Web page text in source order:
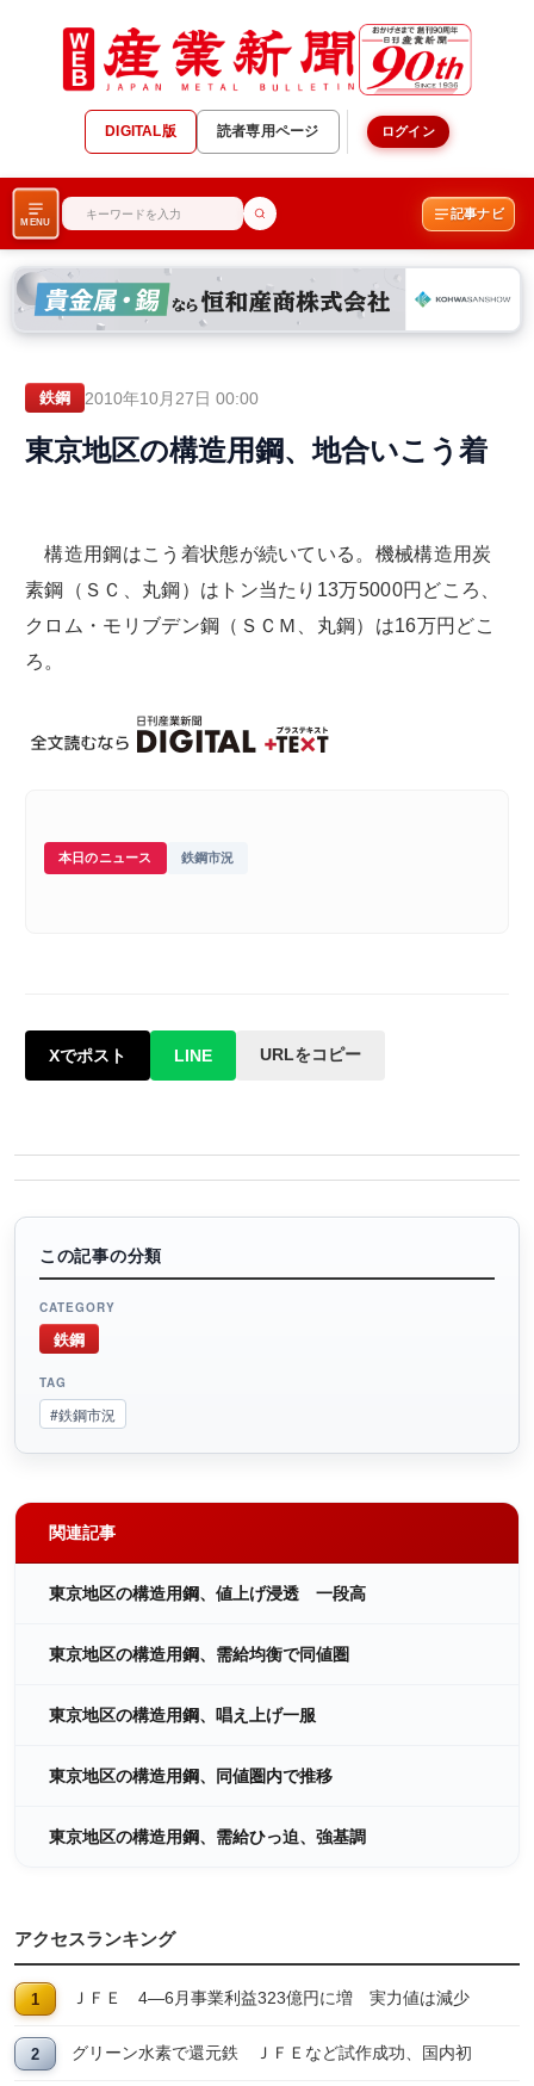
DIGITAL版 読者専用ページ ログイン
MENU
記事ナビ
鉄鋼 2010年10月27日 00:00
東京地区の構造用鋼、地合いこう着
構造用鋼はこう着状態が続いている。機械構造用炭
素鋼（ＳＣ、丸鋼）はトン当たり13万5000円どころ、
クロム・モリブデン鋼（ＳＣＭ、丸鋼）は16万円どこ
ろ。
本日のニュース 鉄鋼市況
Xでポスト LINE URLをコピー
この記事の分類
CATEGORY
鉄鋼
TAG
#鉄鋼市況
関連記事
東京地区の構造用鋼、値上げ浸透 一段高
東京地区の構造用鋼、需給均衡で同値圏
東京地区の構造用鋼、唱え上げ一服
東京地区の構造用鋼、同値圏内で推移
東京地区の構造用鋼、需給ひっ迫、強基調
アクセスランキング
ＪＦＥ 4―6月事業利益323億円に増 実力値は減少
グリーン水素で還元鉄 ＪＦＥなど試作成功、国内初